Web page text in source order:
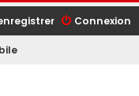
Connexion